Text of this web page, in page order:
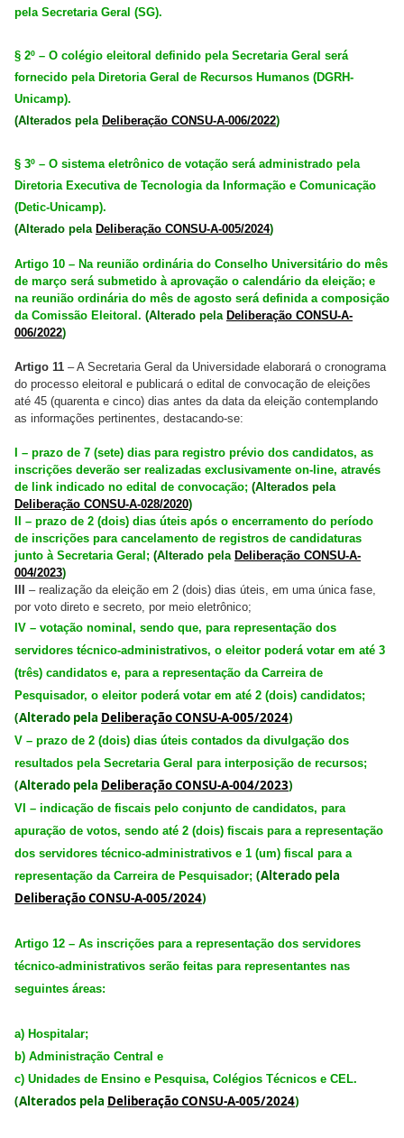
pela Secretaria Geral (SG).
§ 2º – O colégio eleitoral definido pela Secretaria Geral será
fornecido pela Diretoria Geral de Recursos Humanos (DGRH-
Unicamp).
(Alterados pela Deliberação CONSU-A-006/2022)
§ 3º – O sistema eletrônico de votação será administrado pela
Diretoria Executiva de Tecnologia da Informação e Comunicação
(Detic-Unicamp).
(Alterado pela Deliberação CONSU-A-005/2024)
Artigo 10 – Na reunião ordinária do Conselho Universitário do mês
de março será submetido à aprovação o calendário da eleição; e
na reunião ordinária do mês de agosto será definida a composição
da Comissão Eleitoral. (Alterado pela Deliberação CONSU-A-
006/2022)
Artigo 11 – A Secretaria Geral da Universidade elaborará o cronograma
do processo eleitoral e publicará o edital de convocação de eleições
até 45 (quarenta e cinco) dias antes da data da eleição contemplando
as informações pertinentes, destacando-se:
I – prazo de 7 (sete) dias para registro prévio dos candidatos, as
inscrições deverão ser realizadas exclusivamente on-line, através
de link indicado no edital de convocação; (Alterados pela
Deliberação CONSU-A-028/2020)
II – prazo de 2 (dois) dias úteis após o encerramento do período
de inscrições para cancelamento de registros de candidaturas
junto à Secretaria Geral; (Alterado pela Deliberação CONSU-A-
004/2023)
– realização da eleição em 2 (dois) dias úteis, em uma única fase,
por voto direto e secreto, por meio eletrônico;
IV – votação nominal, sendo que, para representação dos
servidores técnico-administrativos, o eleitor poderá votar em até 3
(três) candidatos e, para a representação da Carreira de
Pesquisador, o eleitor poderá votar em até 2 (dois) candidatos;
(Alterado pela Deliberação CONSU-A-005/2024)
V – prazo de 2 (dois) dias úteis contados da divulgação dos
resultados pela Secretaria Geral para interposição de recursos;
(Alterado pela Deliberação CONSU-A-004/2023)
VI – indicação de fiscais pelo conjunto de candidatos, para
apuração de votos, sendo até 2 (dois) fiscais para a representação
dos servidores técnico-administrativos e 1 (um) fiscal para a
representação da Carreira de Pesquisador; (Alterado pela
Deliberação CONSU-A-005/2024)
Artigo 12 – As inscrições para a representação dos servidores
técnico-administrativos serão feitas para representantes nas
seguintes áreas:
a) Hospitalar;
b) Administração Central e
c) Unidades de Ensino e Pesquisa, Colégios Técnicos e CEL.
(Alterados pela Deliberação CONSU-A-005/2024)